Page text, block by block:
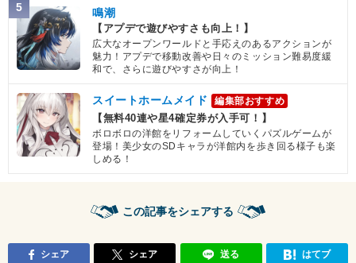
5 鳴潮
【アプデで遊びやすさも向上！】
広大なオープンワールドと手応えのあるアクションが
魅力！アプデで移動改善や日々のミッション難易度緩
和で、さらに遊びやすさが向上！
スイートホームメイド 編集部おすすめ
【無料40連や星4確定券が入手可！】
ボロボロの洋館をリフォームしていくパズルゲームが
登場！美少女のSDキャラが洋館内を歩き回る様子も楽
しめる！
この記事をシェアする
シェア シェア 送る はてブ